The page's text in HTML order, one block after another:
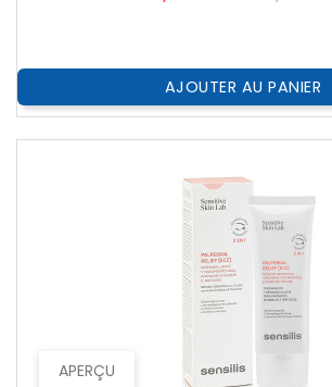
AJOUTER AU PANIER
APERÇU